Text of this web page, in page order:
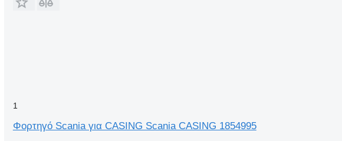
1
Φορτηγό Scania για CASING Scania CASING 1854995